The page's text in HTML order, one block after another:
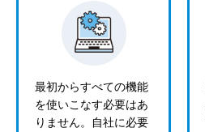
最初からすべての機能
を使いこなす必要はあ
りません。自社に必要